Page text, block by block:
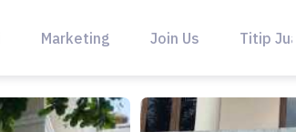
Marketing Join Us Titip Jual